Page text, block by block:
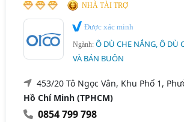
NHÀ TÀI TRỢ
Được xác minh
Ngành:Ô DÙ CHE NẮNG, Ô DÙ
VÀ BÁN BUÔN
453/20 Tô Ngọc Vân, Khu Phố 1,
Hồ Chí Minh (TPHCM)
0854 799 798